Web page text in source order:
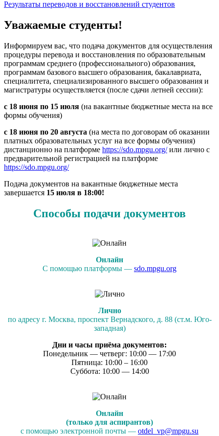
Результаты переводов и восстановлений студентов
Уважаемые студенты!
Информируем вас, что подача документов для осуществления
процедуры перевода и восстановления по образовательным
программам среднего (профессионального) образования,
программам базового высшего образования, бакалавриата,
специалитета, специализированного высшего образования и
магистратуры осуществляется (после сдачи летней сессии):
с 18 июня по 15 июля (на вакантные бюджетные места на все
формы обучения)
с 18 июня по 20 августа (на места по договорам об оказании
платных образовательных услуг на все формы обучения)
дистанционно на платформе https://sdo.mpgu.org/или лично с
предварительной регистрацией на платформе
https://sdo.mpgu.org/
Подача документов на вакантные бюджетные места
завершается 15 июля в 18:00!
Способы подачи документов
Онлайн
С помощью платформы — sdo.mpgu.org
Лично
по адресу г. Москва, проспект Вернадского, д. 88 (ст.м. Юго-
западная)
Дни и часы приёма документов:
Понедельник — четверг: 10:00 — 17:00
Пятница: 10:00 – 16:00
Суббота: 10:00 — 14:00
Онлайн
(только для аспирантов)
с помощью электронной почты — otdel_vp@mpgu.su